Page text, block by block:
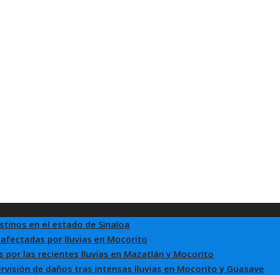
en el estado de Sinaloa
por lluvias en Mocorito
por las recientes lluvias en Mazatlán y Mocorito
de daños tras intensas lluvias en Mocorito y Guasave